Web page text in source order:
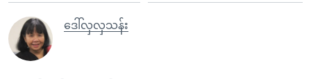
ဒေါ်လှလှသန်း